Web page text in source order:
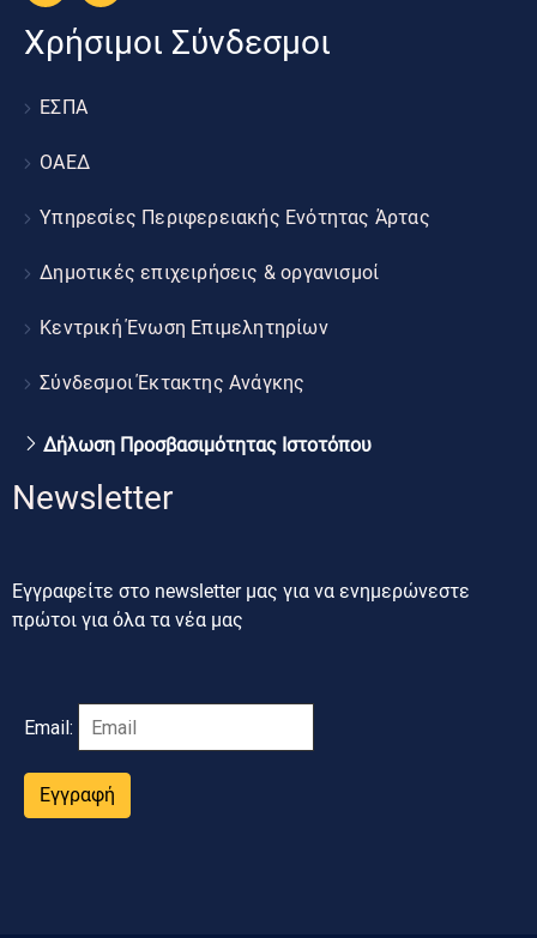
Χρήσιμοι Σύνδεσμοι
ΕΣΠΑ
ΟΑΕΔ
Υπηρεσίες Περιφερειακής Ενότητας Άρτας
Δημοτικές επιχειρήσεις & οργανισμοί
Κεντρική Ένωση Επιμελητηρίων
Σύνδεσμοι Έκτακτης Ανάγκης
Δήλωση Προσβασιμότητας Ιστοτόπου
Newsletter
Εγγραφείτε στο newsletter μας για να ενημερώνεστε
πρώτοι για όλα τα νέα μας
Email:
Εγγραφή